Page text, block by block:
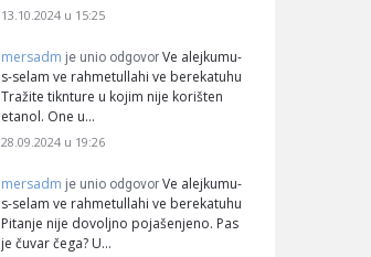
13.10.2024 u 15:25
mersadm je unio odgovor Ve alejkumu-
s-selam ve rahmetullahi ve berekatuhu
Tražite tiknture u kojim nije korišten
etanol. One u…
28.09.2024 u 19:26
mersadm je unio odgovor Ve alejkumu-
s-selam ve rahmetullahi ve berekatuhu
Pitanje nije dovoljno pojašenjeno. Pas
je čuvar čega? U…